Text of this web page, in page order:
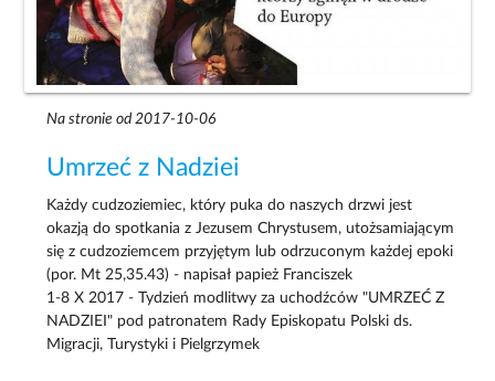
Na stronie od 2017-10-06
Umrzeć z Nadziei
Każdy cudzoziemiec, który puka do naszych drzwi jest
okazją do spotkania z Jezusem Chrystusem, utożsamiającym
się z cudzoziemcem przyjętym lub odrzuconym każdej epoki
(por. Mt 25,35.43) - napisał papież Franciszek
1-8 X 2017 - Tydzień modlitwy za uchodźców "UMRZEĆ Z
NADZIEI" pod patronatem Rady Episkopatu Polski ds.
Migracji, Turystyki i Pielgrzymek